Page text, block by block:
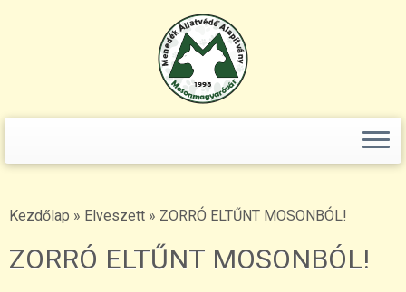
+36(70)365-80-96-os számunkat! (a poszt […]" />
Skip
content
Kezdőlap » Elveszett » ZORRÓ ELTŰNT MOSONBÓL!
ZORRÓ ELTŰNT MOSONBÓL!